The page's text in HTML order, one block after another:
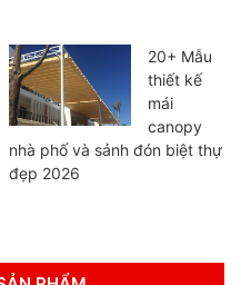
20+ Mẫu
thiết kế
mái
canopy
nhà phố và sảnh đón biệt thự
đẹp 2026